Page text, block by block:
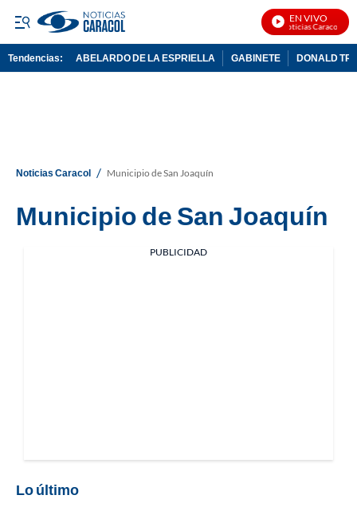
EN VIVO
Noticias Caracol En
Tendencias: ABELARDO DE LA ESPRIELLA GABINETE DONALD
Noticias Caracol / Municipio de San Joaquín
Municipio de San Joaquín
PUBLICIDAD
Lo último